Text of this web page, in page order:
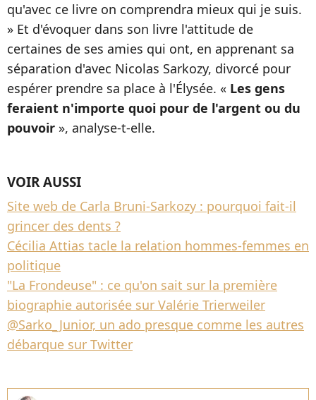
qu'avec ce livre on comprendra mieux qui je suis.
» Et d'évoquer dans son livre l'attitude de
certaines de ses amies qui ont, en apprenant sa
séparation d'avec Nicolas Sarkozy, divorcé pour
espérer prendre sa place à l'Élysée. « Les gens
feraient n'importe quoi pour de l'argent ou du
pouvoir », analyse-t-elle.
VOIR AUSSI
Site web de Carla Bruni-Sarkozy : pourquoi fait-il
grincer des dents ?
Cécilia Attias tacle la relation hommes-femmes en
politique
"La Frondeuse" : ce qu'on sait sur la première
biographie autorisée sur Valérie Trierweiler
@Sarko_Junior, un ado presque comme les autres
débarque sur Twitter